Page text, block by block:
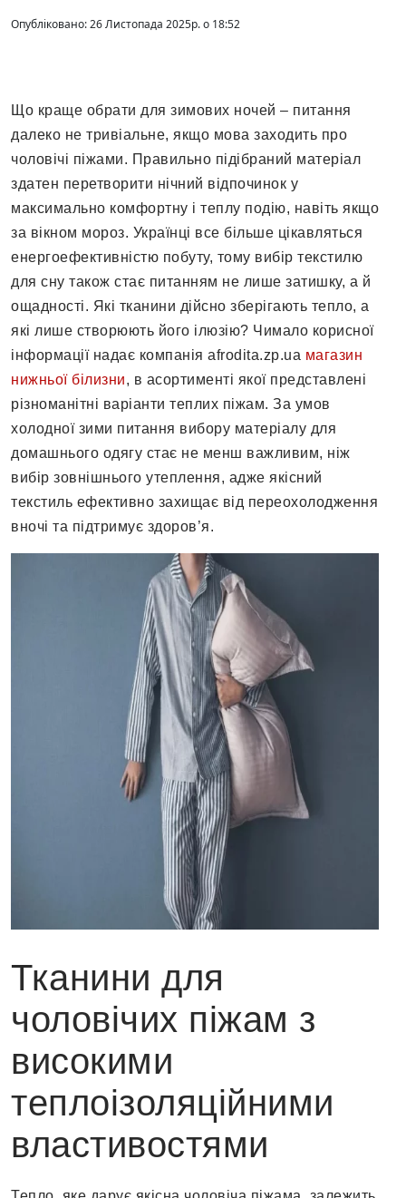
Опубліковано: 26 Листопада 2025р. о 18:52
Що краще обрати для зимових ночей – питання
далеко не тривіальне, якщо мова заходить про
чоловічі піжами. Правильно підібраний матеріал
здатен перетворити нічний відпочинок у
максимально комфортну і теплу подію, навіть якщо
за вікном мороз. Українці все більше цікавляться
енергоефективністю побуту, тому вибір текстилю
для сну також стає питанням не лише затишку, а й
ощадності. Які тканини дійсно зберігають тепло, а
які лише створюють його ілюзію? Чимало корисної
інформації надає компанія afrodita.zp.ua магазин
нижньої білизни, в асортименті якої представлені
різноманітні варіанти теплих піжам. За умов
холодної зими питання вибору матеріалу для
домашнього одягу стає не менш важливим, ніж
вибір зовнішнього утеплення, адже якісний
текстиль ефективно захищає від переохолодження
вночі та підтримує здоров’я.
Тканини для
чоловічих піжам з
високими
теплоізоляційними
властивостями